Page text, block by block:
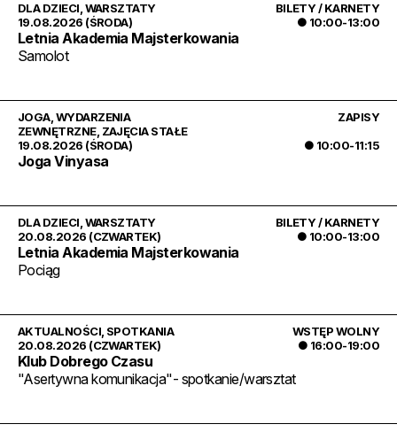
19.08.2026 (ŚRODA) ● 10:00-13:00
DLA DZIECI WARSZTATY BILETY / KARNETY
Letnia Akademia Majsterkowania
Samolot
19.08.2026 (ŚRODA) ● 10:00-11:15
JOGA, WYDARZENIA
ZEWNĘTRZNE, ZAJĘCIA STAŁE
ZAPISY
Joga Vinyasa
20.08.2026 (CZWARTEK) ● 10:00-13:00
DLA DZIECI WARSZTATY BILETY / KARNETY
Letnia Akademia Majsterkowania
Pociąg
20.08.2026 (CZWARTEK) ● 16:00-19:00
AKTUALNOŚCI SPOTKANIA WSTĘP WOLNY
Klub Dobrego Czasu
"Asertywna komunikacja"- spotkanie/warsztat